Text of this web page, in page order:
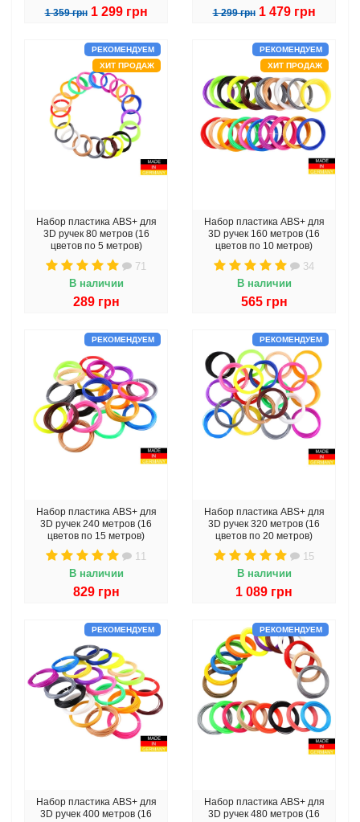
1 359 грн 1 299 грн 1 299 грн 1 479 грн
РЕКОМЕНДУЕМ
ХИТ ПРОДАЖ
Набор пластика ABS+ для
3D ручек 80 метров (16
цветов по 5 метров)
71
В наличии
289 грн
РЕКОМЕНДУЕМ
ХИТ ПРОДАЖ
Набор пластика ABS+ для
3D ручек 160 метров (16
цветов по 10 метров)
34
В наличии
565 грн
РЕКОМЕНДУЕМ
Набор пластика ABS+ для
3D ручек 240 метров (16
цветов по 15 метров)
11
В наличии
829 грн
РЕКОМЕНДУЕМ
Набор пластика ABS+ для
3D ручек 320 метров (16
цветов по 20 метров)
15
В наличии
1 089 грн
РЕКОМЕНДУЕМ
Набор пластика ABS+ для
3D ручек 400 метров (16
РЕКОМЕНДУЕМ
Набор пластика ABS+ для
3D ручек 480 метров (16